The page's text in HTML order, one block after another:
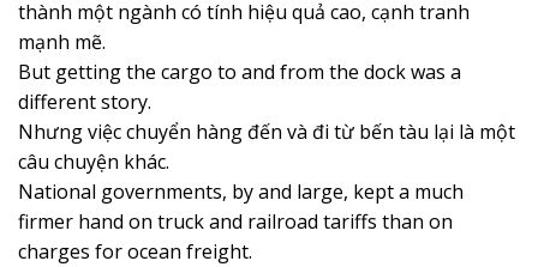
thành một ngành có tính hiệu quả cao, cạnh tranh
mạnh mẽ.
But getting the cargo to and from the dock was a
different story.
Nhưng việc chuyển hàng đến và đi từ bến tàu lại là một
câu chuyện khác.
National governments, by and large, kept a much
firmer hand on truck and railroad tariffs than on
charges for ocean freight.